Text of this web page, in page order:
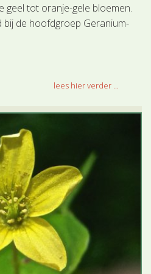
geel tot oranje-gele bloemen.
bij de hoofdgroep Geranium-
lees hier verder ...